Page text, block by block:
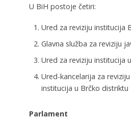
U BiH postoje četiri:
Ured za reviziju institucija
Glavna služba za reviziju
Ured za reviziju institucija
Ured-kancelarija za
institucija u Brčko distriktu
Parlament